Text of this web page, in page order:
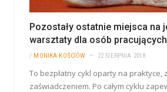
Pozostały ostatnie miejsca na
warsztaty dla osób
/ MONIKA KOŚCIÓW 22 SIERPNIA 2018
To bezpłatny cykl oparty na praktyce,
zaświadczeniem. Po całym cyklu